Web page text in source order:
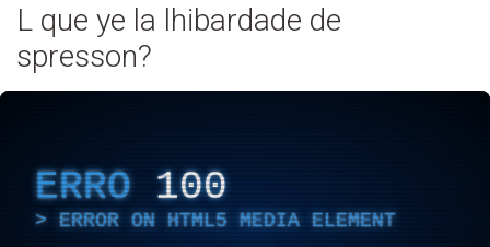
L que ye la lhibardade de
spresson?
ERRO 100
ERROR ON HTML5 MEDIA ELEMENT